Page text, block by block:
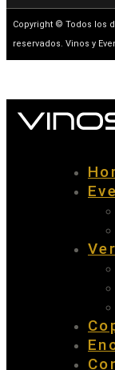
Copyright © Todos los
reservados. Vinos y